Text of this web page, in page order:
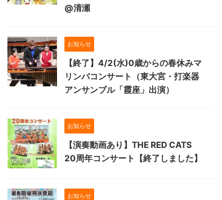
@清瀬
お知らせ
【終了】4/2(水)0歳からの春休みマ
リンバコンサート（東大宮・打楽器
アンサンブル「霞座」出演）
お知らせ
【演奏動画あり】THE RED CATS
20周年コンサート【終了しました】
お知らせ